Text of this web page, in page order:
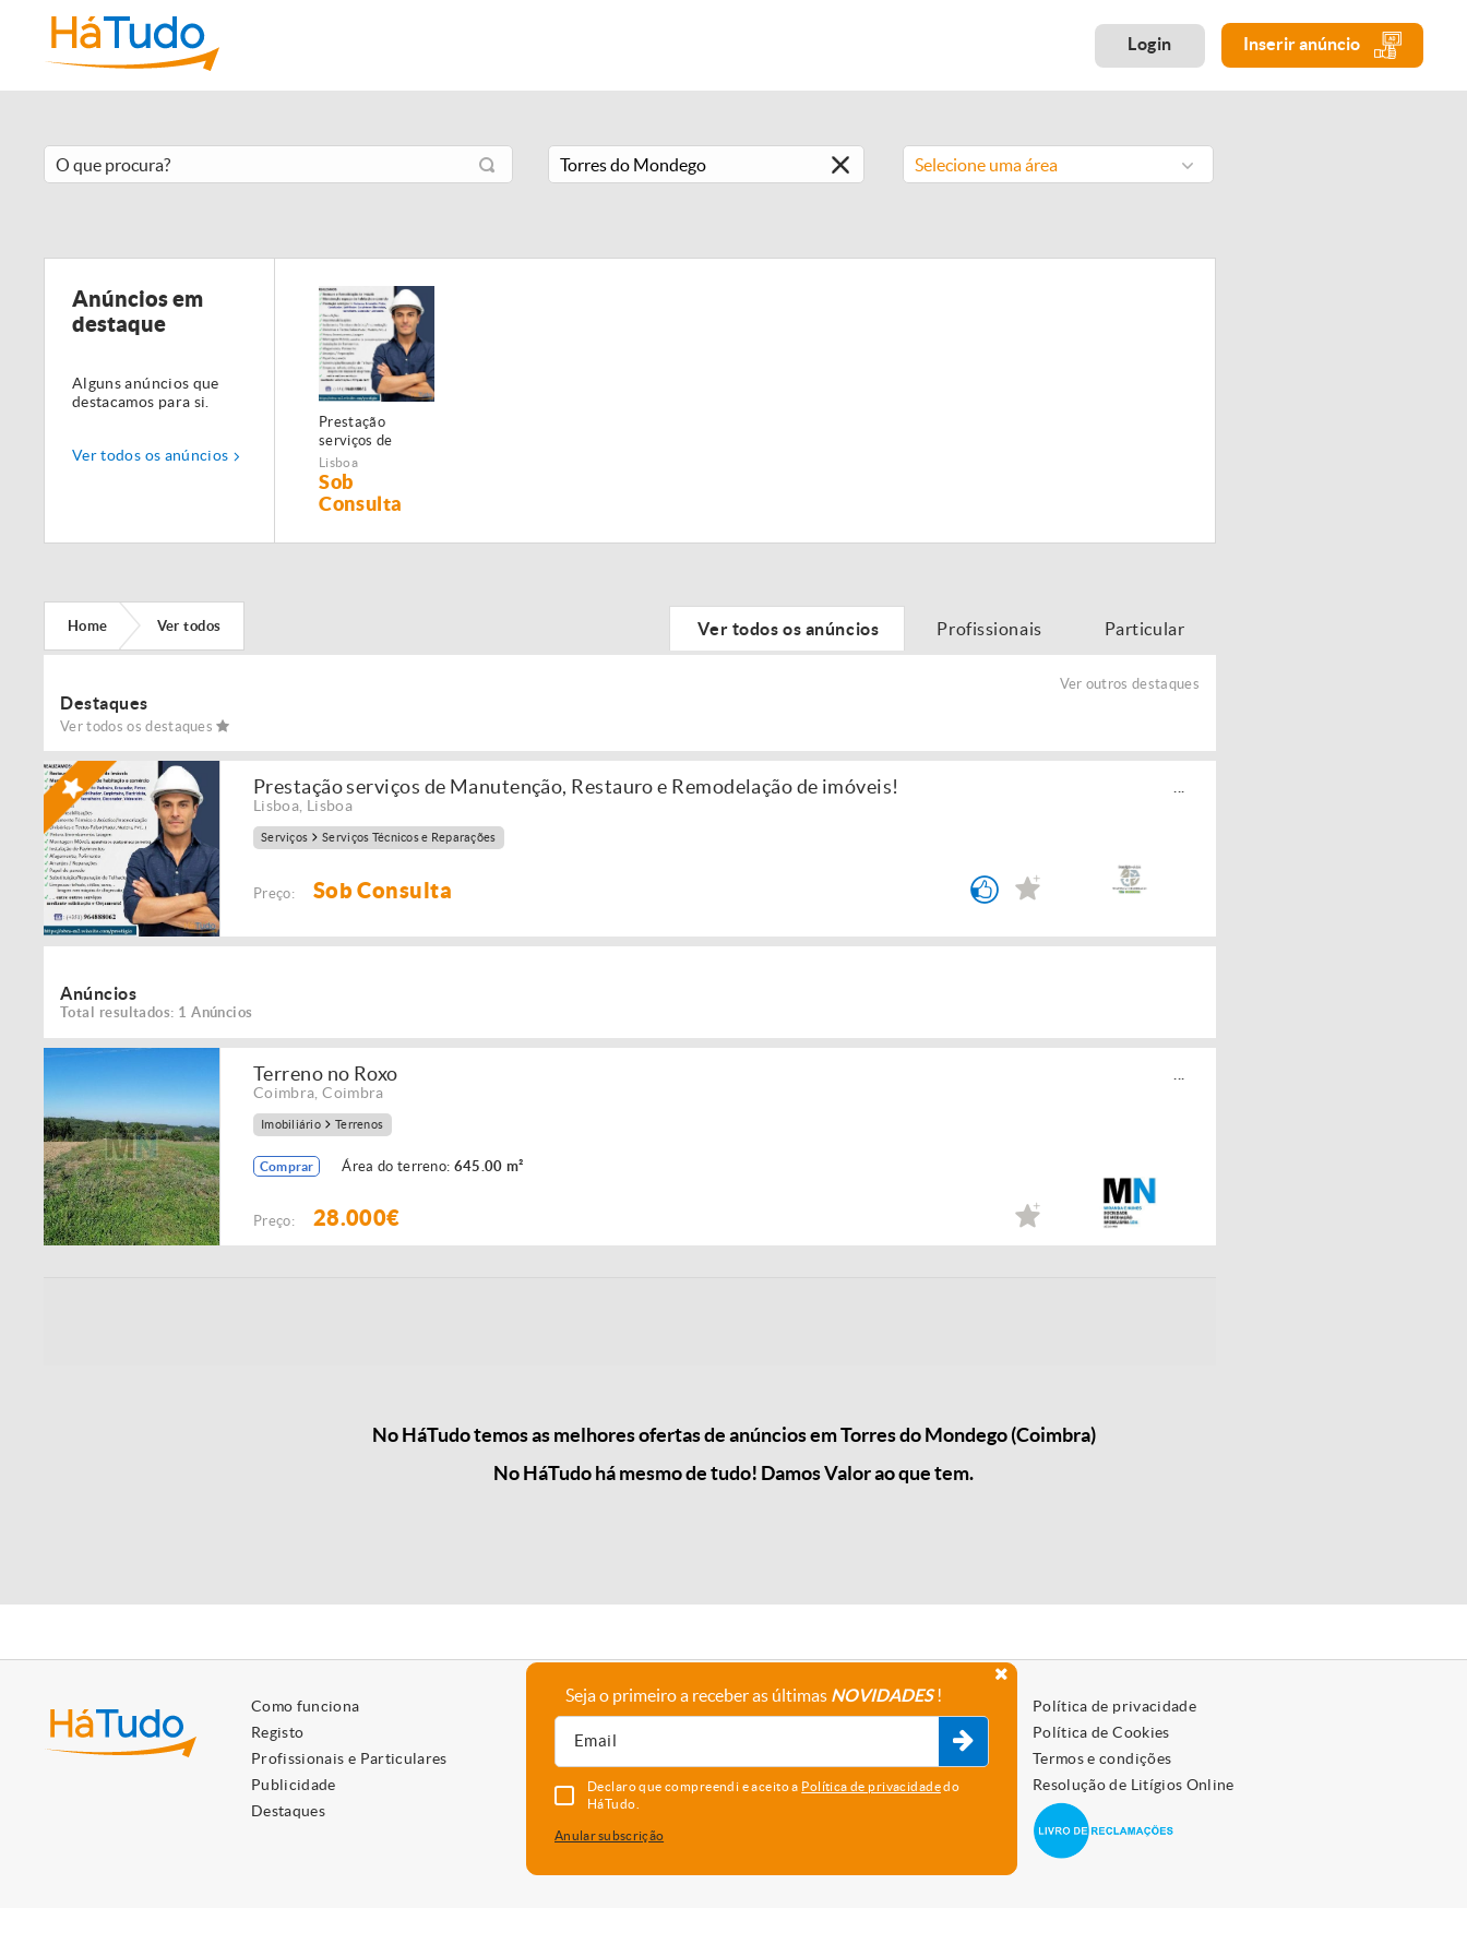
Login Inserir anúncio
Selecione uma área
Anúncios em
destaque
Alguns anúncios que
destacamos para si.
Ver todos os anúncios
Prestação
serviços de
Manutenção,
Restauro e
Remodelação de
imóveis!
Lisboa
Sob
Consulta
Home Ver todos Ver todos os anúncios Profissionais Particular
Ver outros destaques
Destaques
Ver todos os destaques
Prestação serviços de Manutenção, Restauro e Remodelação de imóveis!
Lisboa Lisboa
Serviços Serviços Técnicos e Reparações
Preço: Sob Consulta
Anúncios
Total resultados: 1 Anúncios
Terreno no Roxo
Coimbra ,Coimbra
Imobiliário Terrenos
Comprar Área do terreno: 645.00 m²
Preço: 28.000€
No HáTudo temos as melhores ofertas de anúncios em Torres do Mondego (Coimbra)
No HáTudo há mesmo de tudo! Damos Valor ao que tem.
Como funciona
Registo
Profissionais e Particulares
Publicidade
Destaques
A empresa
Parceiros
Política de privacidade
Política de Cookies
Termos e condições
Resolução de Litígios Online
Seja o primeiro a receber as últimas NOVIDADES!
Declaro que compreendi e aceito a Política de privacidadedo
HáTudo.
Anular subscrição